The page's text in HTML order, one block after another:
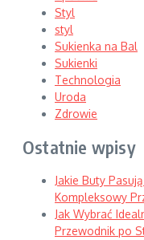
Styl
styl
Sukienka na Bal
Sukienki
Technologia
Uroda
Zdrowie
Ostatnie wpisy
Jakie Buty
Kompleksowy
Jak Wybrać
Przewodnik po